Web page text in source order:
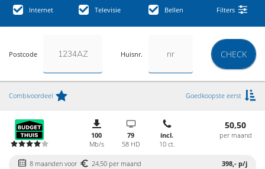
Internet Televisie Bellen Filters
Postcode Huisnr. CHECK
Combivoordeel Goedkoopste eerst
100
Mb/s
79
58 HD
incl.
10 ct.
50,50
per maand
8 maanden voor 24,50 per maand 398,- p/j